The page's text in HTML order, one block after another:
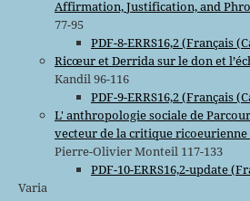
Affirmation, Justification, and
77-95
PDF-8-ERRS16,2 (Français
Ricœur et Derrida sur le don et
Kandil 96-116
PDF-9-ERRS16,2 (Français
L' anthropologie sociale de
vecteur de la critique ricoeurienne
Pierre-Olivier Monteil 117-133
PDF-10-ERRS16,2-update
Varia